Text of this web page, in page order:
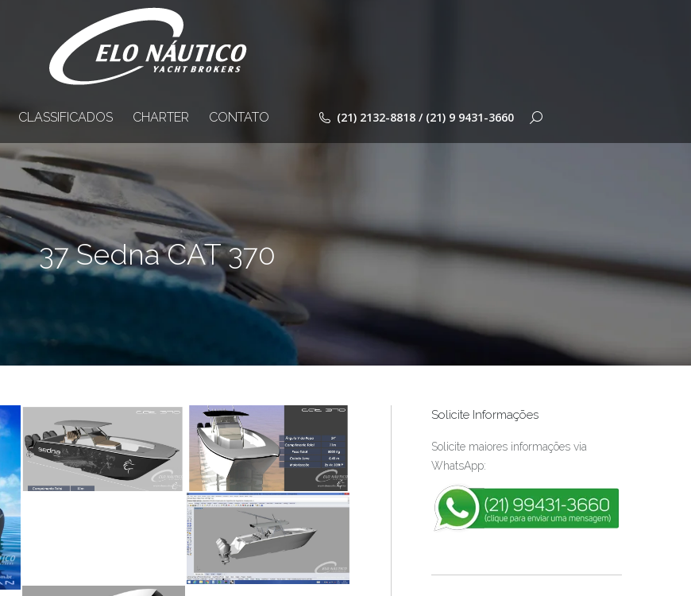
CLASSIFICADOS CHARTER CONTATO (21) 2132-8818 / (21) 9 9431-3660 Search:
37 Sedna CAT 370
Solicite Informações
Solicite maiores informações via
WhatsApp: